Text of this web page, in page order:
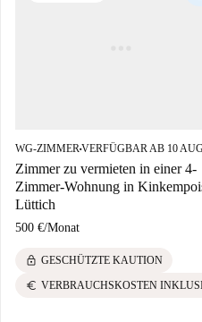
WG-ZIMMER■VERFÜGBAR AB 10
Zimmer zu vermieten in einer 4-
Zimmer-Wohnung in
Lüttich
500 €/Monat
lock GESCHÜTZTE KAUTION
euro VERBRAUCHSKOSTEN